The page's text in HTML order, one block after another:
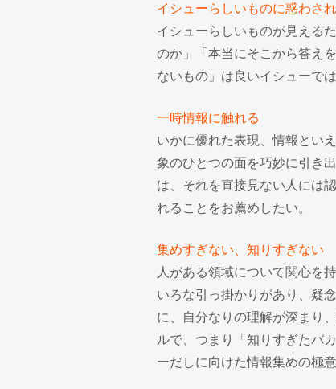
イシューらしいものに惑わさ
イシューらしいものが見える
のか」「本当にそこから答え
ないもの」は良いイシューで
一時情報に触れる
いかに優れた表現、情報とい
象のひとつの面を巧妙に引き
は、それを直接見ない人には
れることをお薦めしたい。
集めすぎない、知りすぎない
人がある領域について関心を
いろな引っ掛かりがあり、疑
に、自分なりの理解が深まり
ルで、つまり「知りすぎたバ
ーだしに向けた情報集めの極意